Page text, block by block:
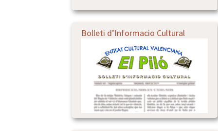
Bolleti d’Informacio Cultural